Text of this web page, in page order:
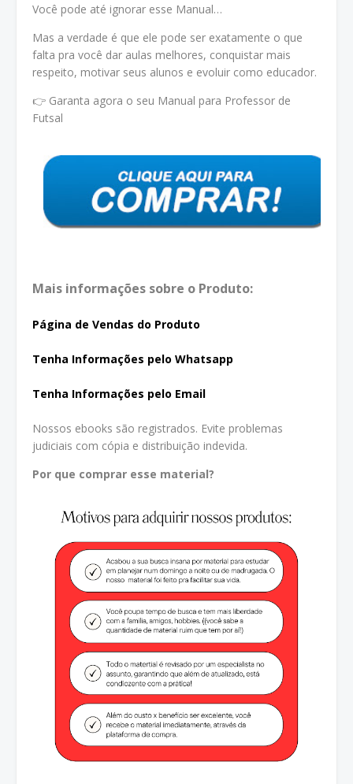
Você pode até ignorar esse Manual…
Mas a verdade é que ele pode ser exatamente o que
falta pra você dar aulas melhores, conquistar mais
respeito, motivar seus alunos e evoluir como educador.
👉 Garanta agora o seu Manual para Professor de
Futsal
Mais informações sobre o Produto:
Página de Vendas do Produto
Tenha Informações pelo Whatsapp
Tenha Informações pelo Email
Nossos ebooks são registrados. Evite problemas
judiciais com cópia e distribuição indevida.
Por que comprar esse material?